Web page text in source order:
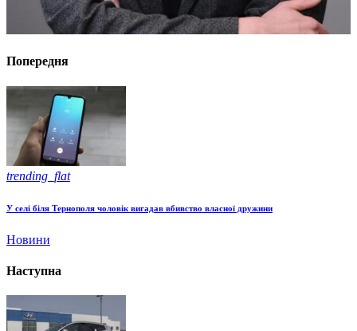
Попередня
trending_flat
У селі біля Тернополя чоловік вигадав вбивство власної дружини
Новини
Наступна